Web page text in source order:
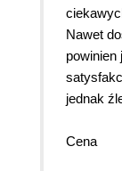
Nawet
powinien
jednak
Cena